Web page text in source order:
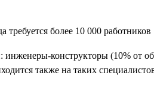
конструкторы (10% от
также на таких специалистов